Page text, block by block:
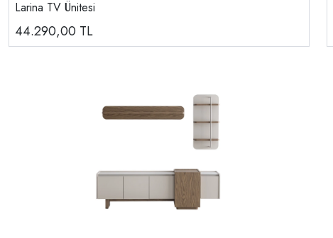
Larina TV Ünitesi
44.290,00 TL